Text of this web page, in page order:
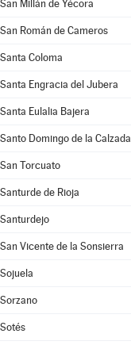
San Millán de Yécora
San Román de Cameros
Santa Coloma
Santa Engracia del Jubera
Santa Eulalia Bajera
Santo Domingo de la Calzada
San Torcuato
Santurde de Rioja
Santurdejo
San Vicente de la Sonsierra
Sojuela
Sorzano
Sotés